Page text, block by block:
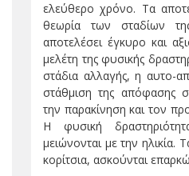
ελεύθερο χρόνο. Τα
θεωρία των σταδίων
αποτελέσει έγκυρο και
μελέτη της φυσικής
στάδια αλλαγής, η αυτο-
στάθμιση της απόφασης
την παρακίνηση και τον
Η φυσική
μειώνονται με την ηλικία.
κορίτσια, ασκούνται